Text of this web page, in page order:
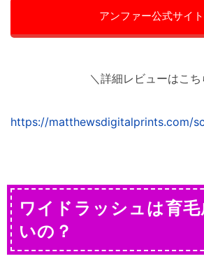
アンファー公式サイ
＼詳細レビューはこち
https://matthewsdigitalprints.com/
ワイドラッシュは育
いの？